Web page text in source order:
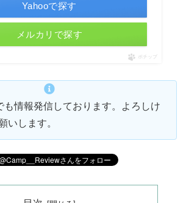
Yahooで探す
メルカリで探す
ポチップ
も情報発信しております。よろしけ
いします。